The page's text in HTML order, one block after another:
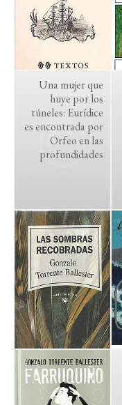
Una mujer que
huye por los
túneles: Eurídice
es encontrada por
Orfeo en las
profundidades